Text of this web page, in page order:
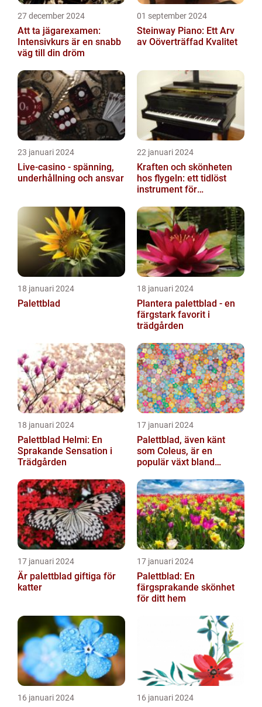
27 december 2024
Att ta jägarexamen:
Intensivkurs är en snabb
väg till din dröm
01 september 2024
Steinway Piano: Ett Arv
av Oöverträffad Kvalitet
23 januari 2024
Live-casino - spänning,
underhållning och ansvar
22 januari 2024
Kraften och skönheten
hos flygeln: ett tidlöst
instrument för
18 januari 2024
Palettblad
18 januari 2024
Plantera palettblad - en
färgstark favorit i
trädgården
18 januari 2024
Palettblad Helmi: En
Sprakande Sensation i
Trädgården
17 januari 2024
Palettblad, även känt
som Coleus, är en
populär växt bland
växtentusiaster...
17 januari 2024
Är palettblad giftiga för
katter
17 januari 2024
Palettblad: En
färgsprakande skönhet
för ditt hem
16 januari 2024 16 januari 2024